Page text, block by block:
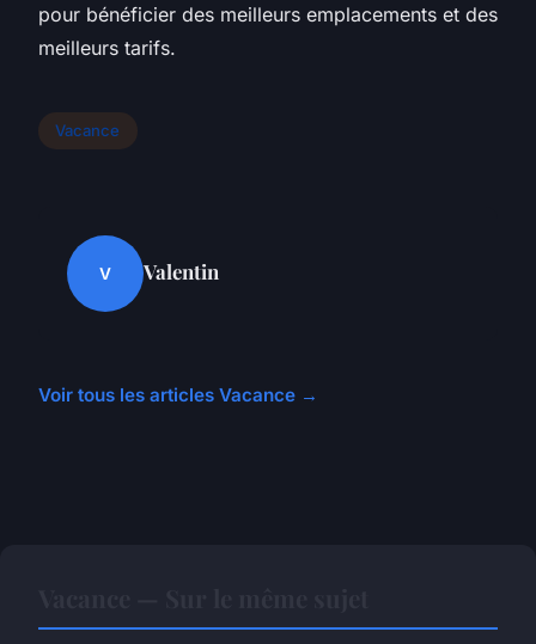
pour bénéficier des meilleurs emplacements et des
meilleurs tarifs.
Vacance
V Valentin
Voir tous les articles Vacance →